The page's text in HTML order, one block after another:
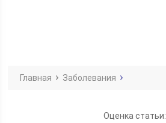
Главная Заболевания
Оценка статьи: